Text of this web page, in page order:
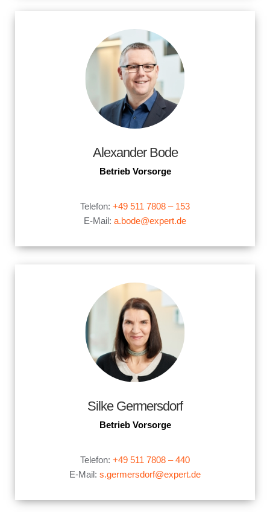
Alexander Bode
Betrieb Vorsorge
Telefon: +49 511 7808 – 153
E-Mail: a.bode@expert.de
Silke Germersdorf
Betrieb Vorsorge
Telefon: +49 511 7808 – 440
E-Mail: s.germersdorf@expert.de